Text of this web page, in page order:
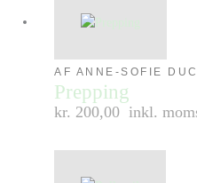
AF ANNE-SOFIE
Prepping
kr. 200,00 inkl.